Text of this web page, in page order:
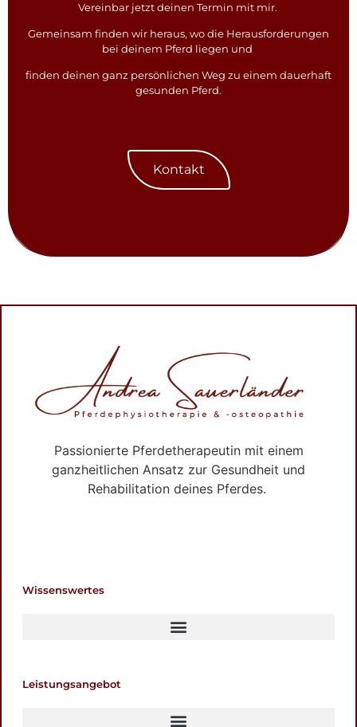
Vereinbar jetzt deinen Termin mit mir.
Gemeinsam finden wir heraus, wo die Herausforderungen
bei deinem Pferd liegen und
finden deinen ganz persönlichen Weg zu einem dauerhaft
gesunden Pferd.
Kontakt
Passionierte Pferdetherapeutin mit einem
ganzheitlichen Ansatz zur Gesundheit und
Rehabilitation deines Pferdes.
Wissenswertes
Leistungsangebot